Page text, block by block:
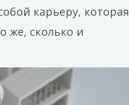
карьеру, которая
же, сколько и